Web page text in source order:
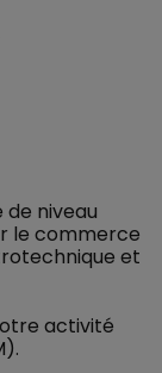
niveau
le commerce
et
activité